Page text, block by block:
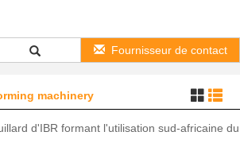
Fournisseur de contact
machinery
d'IBR formant l'utilisation sud-africaine du